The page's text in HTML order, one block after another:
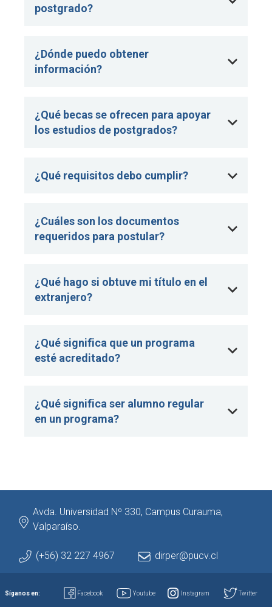
postgrado?
¿Dónde puedo obtener
información?
¿Qué becas se ofrecen para apoyar
los estudios de postgrados?
¿Qué requisitos debo cumplir?
¿Cuáles son los documentos
requeridos para postular?
¿Qué hago si obtuve mi título en el
extranjero?
¿Qué significa que un programa
esté acreditado?
¿Qué significa ser alumno regular
en un programa?
Avda. Universidad Nº 330, Campus Curauma,
Valparaíso.
(+56) 32 227 4967 dirper@pucv.cl
Síganos en: Facebook Youtube Instagram Twitter